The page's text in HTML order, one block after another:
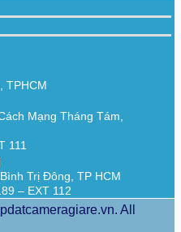
supports
TV/CNRS auto-detect
TPHCM
Mạng Tháng Tám,
111
Trị Đông, TP HCM
– EXT 112
All